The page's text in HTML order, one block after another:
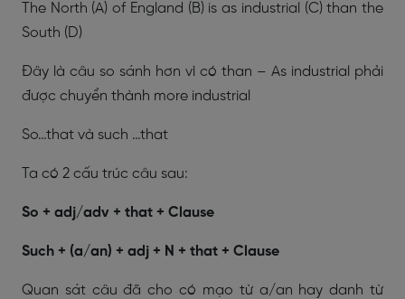
The North (A) of England (B) is as industrial (C) than the
South (D)
Đây là câu so sánh hơn vì có than – As industrial phải
được chuyển thành more industrial
So…that và such …that
Ta có 2 cấu trúc câu sau:
So + adj/adv + that + Clause
Such + (a/an) + adj + N + that + Clause
Quan sát câu đã cho có mạo từ a/an hay danh từ